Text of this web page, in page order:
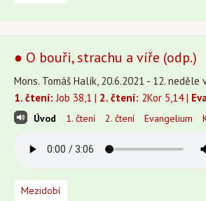
● O bouři, strachu a víře (odp.)
Mons. Tomáš Halík, 20.6.2021 - 12. neděle
1. čtení: Job 38,1 | 2. čtení: 2Kor 5,14 |
Úvod 1. čtení 2. čtení Evangelium
Mezidobí